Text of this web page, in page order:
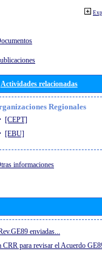
Actividades relacionadas
Regionales
[CEPT]
[EBU]
informaciones
enviadas...
CRR para revisar el Acuerdo